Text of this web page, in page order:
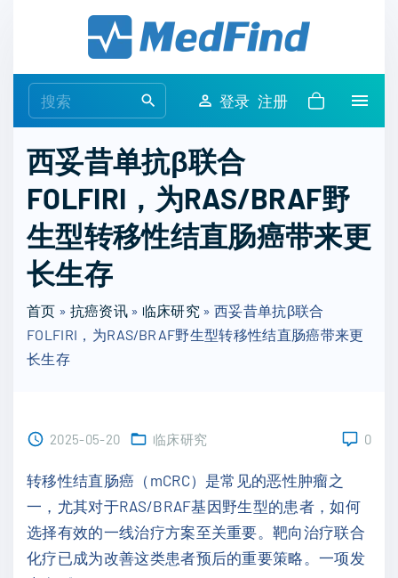
e
r
c
h
f
:
登录 注册
西妥昔单抗β联合
FOLFIRI，为RAS/BRAF野
生型转移性结直肠癌带来更
长生存
首页 » 抗癌资讯» 临床研究 »西妥昔单抗β联合
FOLFIRI，为RAS/BRAF野生型转移性结直肠癌带来更
长生存
2025-05-20 临床研究 0
转移性结直肠癌（mCRC）是常见的恶性肿瘤之
一，尤其对于RAS/BRAF基因野生型的患者，如何
选择有效的一线治疗方案至关重要。靶向治疗联合
化疗已成为改善这类患者预后的重要策略。一项发